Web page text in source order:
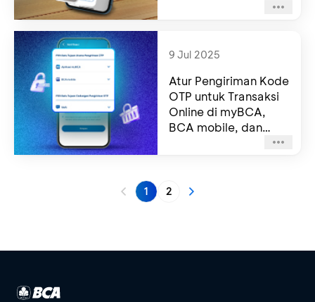
9 Jul 2025
Atur Pengiriman Kode
OTP untuk Transaksi
Online di myBCA,
BCA mobile, dan
1 2